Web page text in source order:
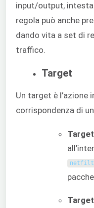
input/output,
regola può anche
dando vita a set di
traffico.
Target
Un target è
corrispondenza di